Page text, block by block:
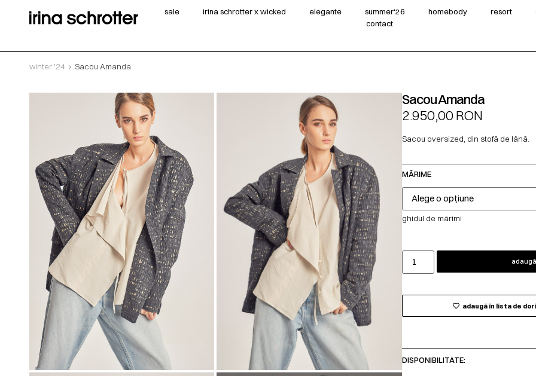
sale irina schrotter x wicked elegante summer‘26 homebody resort
contact
winter '24 Sacou Amanda
Sacou Amanda
2.950,00RON
Sacou oversized, din stofă de lână.
MĂRIME
ghidul de mărimi
adaugă în lista de
DISPONIBILITATE: